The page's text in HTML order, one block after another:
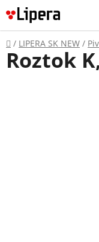
Prejsť
na
obsah
Domov
/ LIPERA SK NEW /
Roztok